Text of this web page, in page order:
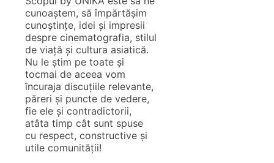
cunoaștem, să împărtășim
cunoștințe, idei și impresii
despre cinematografia, stilul
de viață și cultura asiatică.
Nu le știm pe toate și
tocmai de aceea vom
încuraja discuțiile relevante,
păreri și puncte de vedere,
fie ele și contradictorii,
atâta timp cât sunt spuse
cu respect, constructive și
utile comunității!